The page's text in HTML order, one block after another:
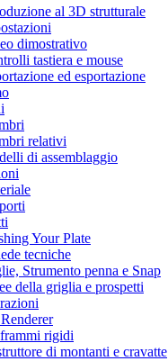
al 3D strutturale
dimostrativo
tastiera e mouse
ed esportazione
relativi
di assemblaggio
Your Plate
tecniche
Strumento penna e Snap
della griglia e prospetti
rigidi
di montanti e cravatte